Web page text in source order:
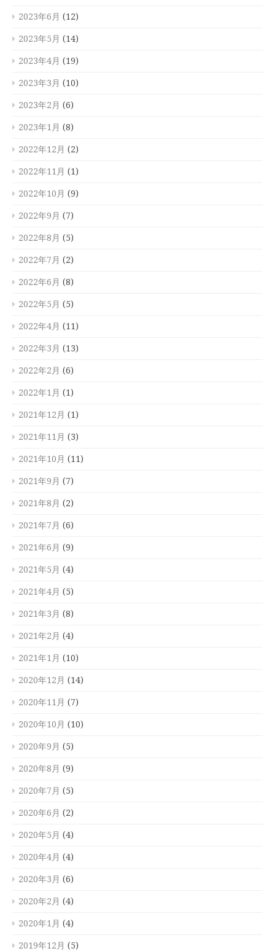
2023年6月 (12)
2023年5月 (14)
2023年4月 (19)
2023年3月 (10)
2023年2月 (6)
2023年1月 (8)
2022年12月 (2)
2022年11月 (1)
2022年10月 (9)
2022年9月 (7)
2022年8月 (5)
2022年7月 (2)
2022年6月 (8)
2022年5月 (5)
2022年4月 (11)
2022年3月 (13)
2022年2月 (6)
2022年1月 (1)
2021年12月 (1)
2021年11月 (3)
2021年10月 (11)
2021年9月 (7)
2021年8月 (2)
2021年7月 (6)
2021年6月 (9)
2021年5月 (4)
2021年4月 (5)
2021年3月 (8)
2021年2月 (4)
2021年1月 (10)
2020年12月 (14)
2020年11月 (7)
2020年10月 (10)
2020年9月 (5)
2020年8月 (9)
2020年7月 (5)
2020年6月 (2)
2020年5月 (4)
2020年4月 (4)
2020年3月 (6)
2020年2月 (4)
2020年1月 (4)
2019年12月 (5)